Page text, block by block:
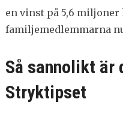
en vinst på 5,6
familjemedlemmarna
Så sannolikt är
Stryktipset